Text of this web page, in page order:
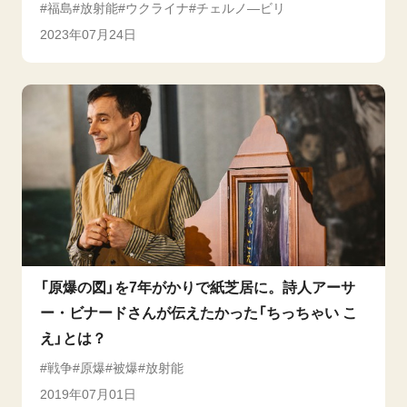
福島 放射能 ウクライナ
チェルノ―ビリ
2023年07月24日
「原爆の図」を7年がかりで紙芝居に。詩人アーサ
ー・ビナードさんが伝えたかった「ちっちゃい こ
え」とは？
戦争 原爆 被爆
放射能
2019年07月01日